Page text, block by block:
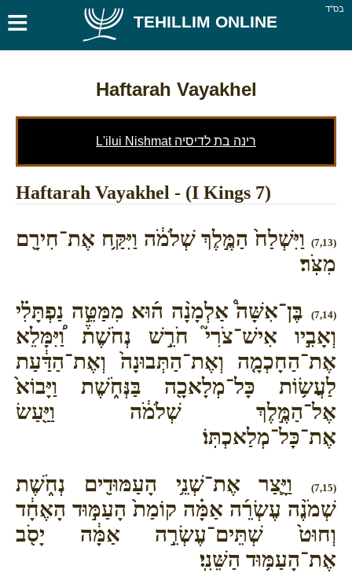
בס''ד ≡ TEHILLIM ONLINE
Haftarah Vayakhel
L'ilui Nishmat רינה בת לדיסיה
Haftarah Vayakhel - (I Kings 7)
(7,13)
וַיִּשְׁלַח֙ הַמֶּ֣לֶךְ שְׁלֹמֹ֔ה וַיִּקַּ֥ח אֶת־חִירָ֖ם
מִצֹּֽר׃
(7,14)
בֶּן־אִשָּׁה֩ אַלְמָנָ֨ה ה֜וּא מִמַּטֵּ֣ה נַפְתָּלִ֗י
וְאָבִ֣יו אִישׁ־צֹרִי֮ חֹרֵ֣שׁ נְחֹשֶׁת֒ וַ֠יִּמָּלֵא
אֶת־הַחָכְמָ֤ה וְאֶת־הַתְּבוּנָה֙ וְאֶת־הַדַּ֔עַת
לַעֲשׂ֥וֹת כָּל־מְלָאכָ֖ה בַּנְּחֹ֑שֶׁת וַיָּבוֹא֙
אֶל־הַמֶּ֣לֶךְ שְׁלֹמֹ֔ה וַיַּ֖עַשׂ
אֶת־כָּל־מְלַאכְתּֽוֹ׃
(7,15)
וַיָּ֛צַר אֶת־שְׁנֵ֥י הָעַמּוּדִ֖ים נְחֹ֑שֶׁת
שְׁמֹנֶ֨ה עֶשְׂרֵ֜ה אַמָּ֗ה קוֹמַת֙ הָעַמּ֣וּד הָאֶחָ֔ד
וְחוּט֙ שְׁתֵּים־עֶשְׂרֵ֣ה אַמָּ֔ה יָסֹ֖ב
אֶת־הָעַמּ֥וּד הַשֵּׁנִֽי׃